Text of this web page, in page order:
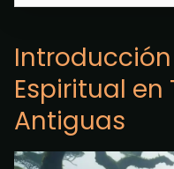
Espiritual
Antiguas